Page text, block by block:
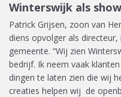
Winterswijk als
Patrick Grijsen, zoon van
diens opvolger als
gemeente. “Wij zien
bedrijf. Ik neem vaak
dingen te laten zien die wij
creaties helpen wij de